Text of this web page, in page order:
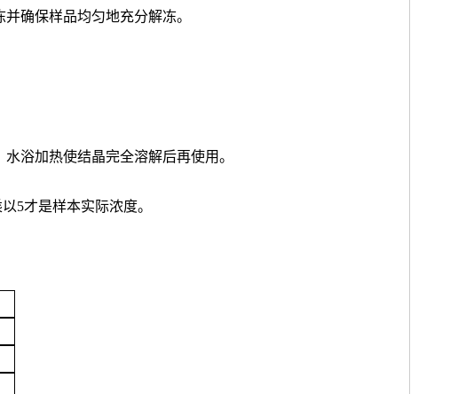
确保样品均匀地充分解冻。
浴加热使结晶完全溶解后再使用。
5才是样本实际浓度。